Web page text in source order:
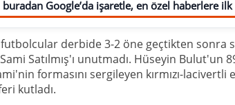
buradan Google’da işaretle, en özel haberlere
derbide 3-2 öne geçtikten sonra
Satılmış'ı unutmadı. Hüseyin Bulut'un
formasını sergileyen kırmızı-
kutladı.